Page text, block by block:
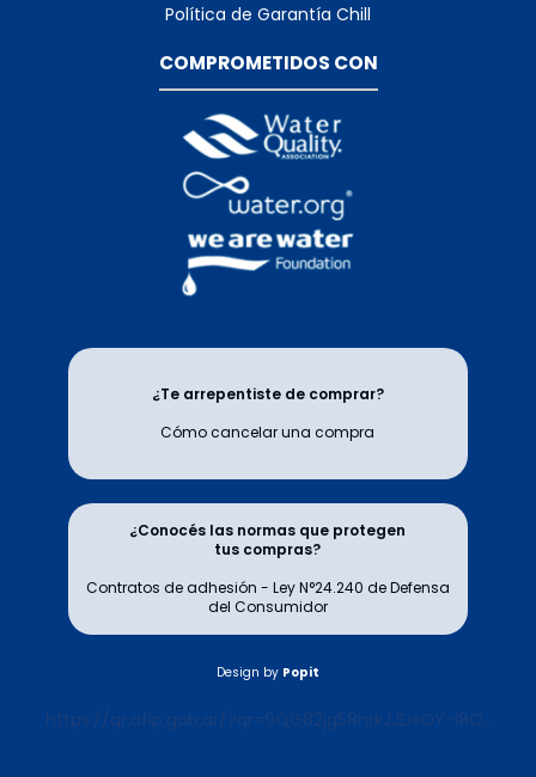
Política de Garantía Chill
COMPROMETIDOS CON
¿Te arrepentiste de comprar?
Cómo cancelar una compra
¿Conocés las normas que protegen
tus compras?
Contratos de adhesión - Ley N°24.240 de Defensa
del Consumidor
Design by Popit
https://qr.afip.gob.ar/?qr=9QG82jg58nrkJJDsOY-i8Q,,